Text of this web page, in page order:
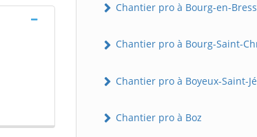
Chantier pro à Bourg-en-
Chantier pro à Bourg-Saint-
Chantier pro à Boyeux-Saint-
Chantier pro à Boz